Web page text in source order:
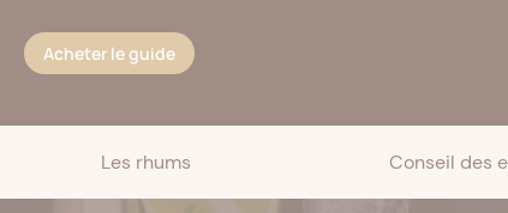
Acheter le guide
Les rhums Conseil des